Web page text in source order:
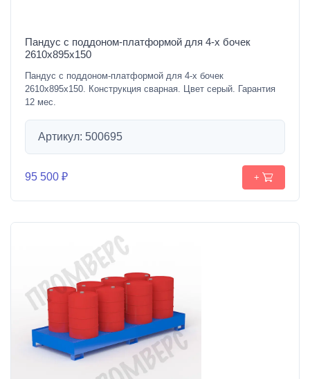
Пандус с поддоном-платформой для 4-х бочек
2610х895х150
Пандус с поддоном-платформой для 4-х бочек
2610х895х150. Конструкция сварная. Цвет серый. Гарантия
12 мес.
Артикул: 500695
95 500 ₽ +